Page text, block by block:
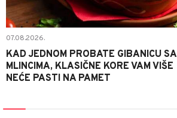
07.08.2026.
KAD JEDNOM PROBATE GIBANICU SA
MLINCIMA, KLASIČNE KORE VAM VIŠE
NEĆE PASTI NA PAMET